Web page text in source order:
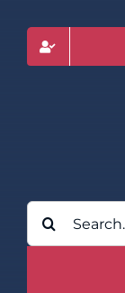
contenuto
Cerca
per: